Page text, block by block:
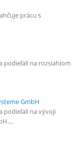
prácu s
podieľali na rozsiahlom
GmbH
podieľali na vývoji